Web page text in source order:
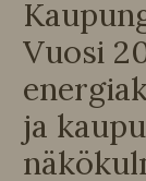
Vuosi
ja